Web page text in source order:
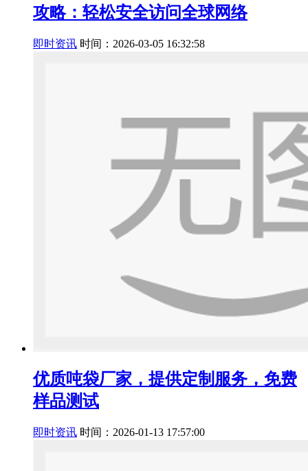
攻略：轻松安全访问全球网络
即时资讯 时间：2026-03-05 16:32:58
优质吨袋厂家，提供定制服务，免费
样品测试
即时资讯 时间：2026-01-13 17:57:00